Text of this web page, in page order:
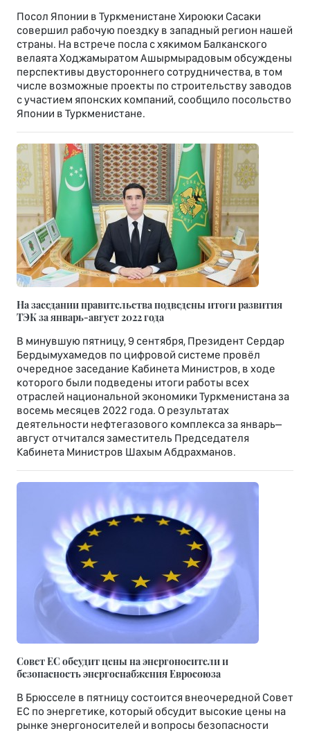
Посол Японии в Туркменистане Хироюки Сасаки
совершил рабочую поездку в западный регион нашей
страны. На встрече посла с хякимом Балканского
велаята Ходжамыратом Ашырмырадовым обсуждены
перспективы двустороннего сотрудничества, в том
числе возможные проекты по строительству заводов
с участием японских компаний, сообщило посольство
Японии в Туркменистане.
На заседании правительства подведены итоги развития
ТЭК за январь-август 2022 года
В минувшую пятницу, 9 сентября, Президент Сердар
Бердымухамедов по цифровой системе провёл
очередное заседание Кабинета Министров, в ходе
которого были подведены итоги работы всех
отраслей национальной экономики Туркменистана за
восемь месяцев 2022 года. О результатах
деятельности нефтегазового комплекса за январь–
август отчитался заместитель Председателя
Кабинета Министров Шахым Абдрахманов.
Совет ЕС обсудит цены на энергоносители и
безопасность энергоснабжения Евросоюза
В Брюсселе в пятницу состоится внеочередной Совет
ЕС по энергетике, который обсудит высокие цены на
рынке энергоносителей и вопросы безопасности